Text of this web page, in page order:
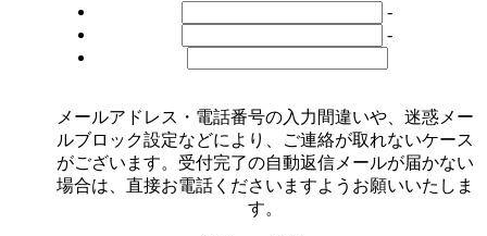
-
-
メールアドレス・電話番号の入力間違いや、迷惑メー
ルブロック設定などにより、ご連絡が取れないケース
がございます。受付完了の自動返信メールが届かない
場合は、直接お電話くださいますようお願いいたしま
す。